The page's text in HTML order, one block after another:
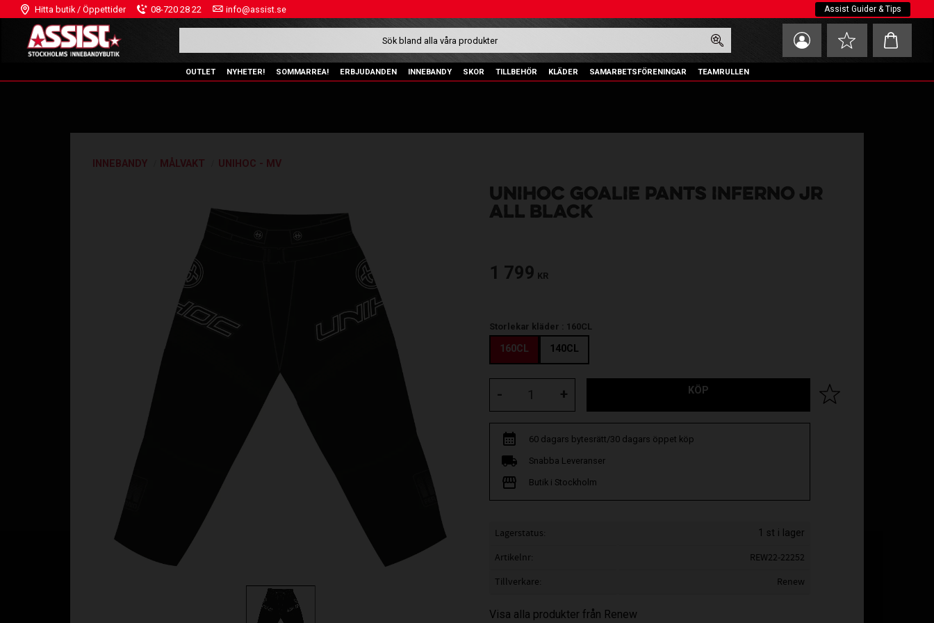
Hitta butik / Öppettider 08-720 28 22 info@assist.se Assist Guider & Tips
Favoriter
Kundvagn
OUTLET NYHETER! SOMMARREA! ERBJUDANDEN INNEBANDY SKOR TILLBEHÖR KLÄDER SAMARBETSFÖRENINGAR TEAMRULLEN
INNEBANDY MÅLVAKT UNIHOC - MV
UNIHOC GOALIE PANTS INFERNO JR
ALL BLACK
1 799 KR
Storlekar kläder : 160CL
160CL 140CL
+
- KÖP Lägg till i favoriter
60 dagars bytesrätt/30 dagars öppet köp
Snabba Leveranser
Butik i Stockholm
Lagerstatus 1 st i lager
Artikelnr
REW22-22252
Tillverkare
Renew
Visa alla produkter från Renew